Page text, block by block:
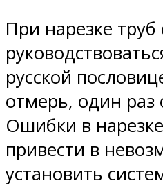
При нарезке труб
русской
отмерь, один раз
Ошибки в
привести в
установить